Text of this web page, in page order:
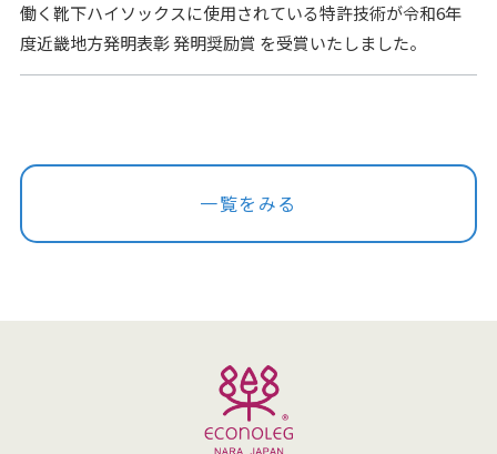
働く靴下ハイソックスに使用されている特許技術が令和6年
度近畿地方発明表彰 発明奨励賞 を受賞いたしました。
一覧をみる